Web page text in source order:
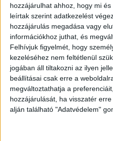
hozzájárulhat ahhoz, hogy mi
leírtak szerint adatkezelést
hozzájárulás megadása vagy
információkhoz juthat, és
Felhívjuk figyelmét, hogy
kezeléséhez nem feltétlenül
jogában áll tiltakozni az ilyen
beállításai csak erre a
megváltoztathatja a
hozzájárulását, ha visszatér
alján található "Adatvédelem"